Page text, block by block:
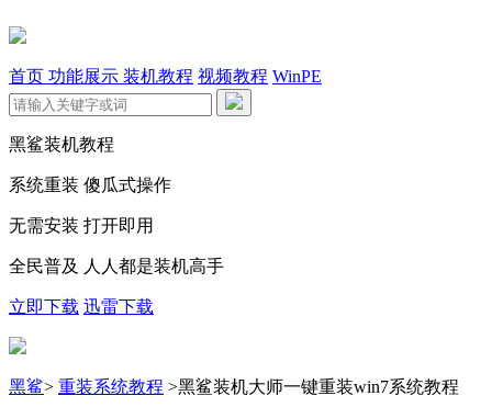
首页 功能展示 装机教程 视频教程 WinPE
黑鲨装机教程
系统重装 傻瓜式操作
无需安装 打开即用
全民普及 人人都是装机高手
立即下载 迅雷下载
黑鲨> 重装系统教程 >黑鲨装机大师一键重装win7系统教程